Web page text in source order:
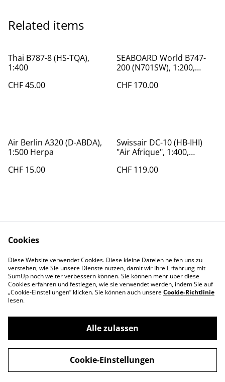
Related items
Thai B787-8 (HS-TQA),
1:400
CHF 45.00
SEABOARD World B747-
200 (N701SW), 1:200,
CHF 170.00
Air Berlin A320 (D-ABDA),
1:500 Herpa
CHF 15.00
Swissair DC-10 (HB-IHI)
"Air Afrique", 1:400,
CHF 119.00
Contact Us
Legal Terms
Privacy Policy
Cookie Policy
©2026Swiss-Edelweiss
powered by
Cookies
Diese Website verwendet Cookies. Diese kleine Dateien helfen uns zu
verstehen, wie Sie unsere Dienste nutzen, damit wir Ihre Erfahrung mit
SumUp noch weiter verbessern können. Sie können mehr über diese
Cookies erfahren und festlegen, wie sie verwendet werden, indem Sie auf
„Cookie-Einstellungen” klicken. Sie können auch unsereCookie-Richtlinie
lesen.
Alle zulassen
Cookie-Einstellungen